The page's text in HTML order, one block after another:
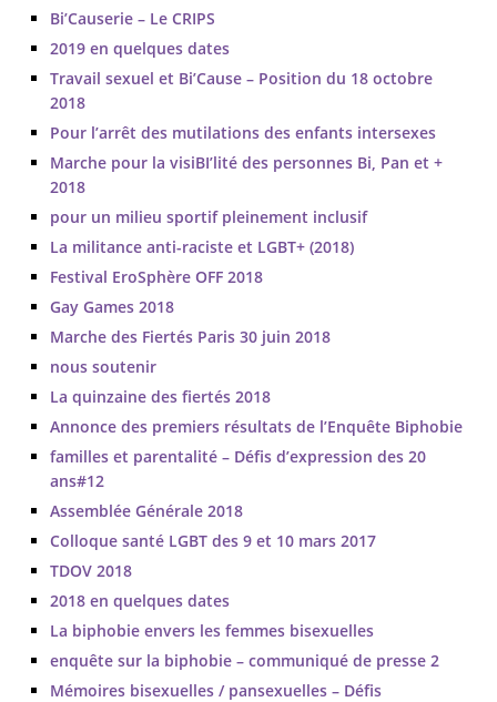
Bi’Causerie – Le CRIPS
2019 en quelques dates
Travail sexuel et Bi’Cause – Position du 18 octobre
2018
Pour l’arrêt des mutilations des enfants intersexes
Marche pour la visiBI’lité des personnes Bi, Pan et +
2018
pour un milieu sportif pleinement inclusif
La militance anti-raciste et LGBT+ (2018)
Festival EroSphère OFF 2018
Gay Games 2018
Marche des Fiertés Paris 30 juin 2018
nous soutenir
La quinzaine des fiertés 2018
Annonce des premiers résultats de l’Enquête Biphobie
familles et parentalité – Défis d’expression des 20
ans#12
Assemblée Générale 2018
Colloque santé LGBT des 9 et 10 mars 2017
TDOV 2018
2018 en quelques dates
La biphobie envers les femmes bisexuelles
enquête sur la biphobie – communiqué de presse 2
Mémoires bisexuelles / pansexuelles – Défis